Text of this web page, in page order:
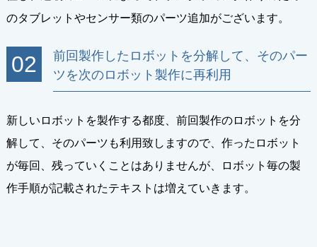
のタブレットやセンサー類のパーツ追加がございます。
02
前回製作したロボットを分解して、そのパー
ツを次のロボット製作に再利用
新しいロボットを製作する都度、前回製作のロボットを分
解して、そのパーツも利用致しますので、作ったロボット
が毎回、残っていくことはありませんが、ロボット毎の製
作手順が記載されたテキストは増えていきます。